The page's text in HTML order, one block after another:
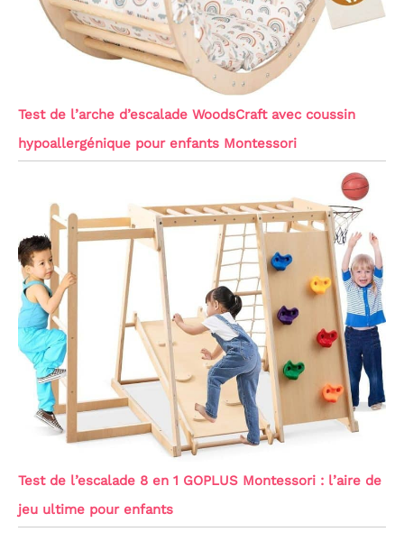
Test de l’arche d’escalade WoodsCraft avec coussin
hypoallergénique pour enfants Montessori
Test de l’escalade 8 en 1 GOPLUS Montessori : l’aire de
jeu ultime pour enfants